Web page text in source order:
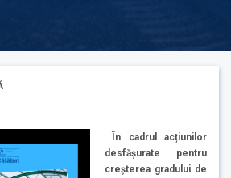
În cadrul acțiunilor
desfășurate pentru
creșterea gradului de